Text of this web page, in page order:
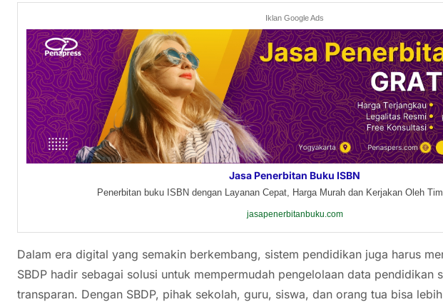
Iklan Google Ads
Jasa Penerbitan Buku ISBN
Penerbitan buku ISBN dengan Layanan Cepat, Harga Murah dan Kerjakan Oleh
jasapenerbitanbuku.com
Dalam era digital yang semakin berkembang, sistem pendidikan juga harus
SBDP hadir sebagai solusi untuk mempermudah pengelolaan data pendidikan
transparan. Dengan SBDP, pihak sekolah, guru, siswa, dan orang tua bisa